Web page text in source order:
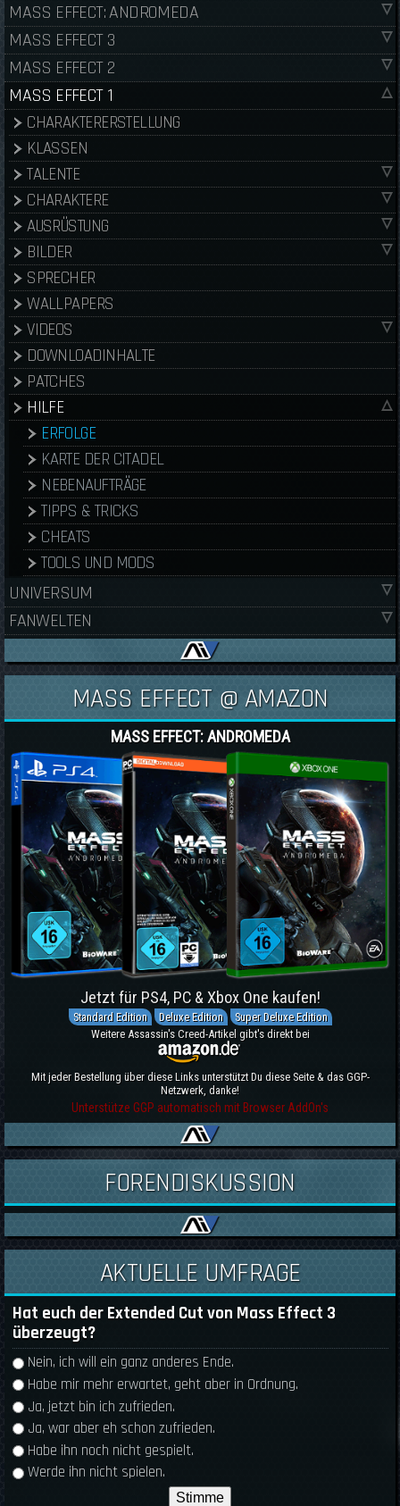
MASS EFFECT: ANDROMEDA
MASS EFFECT 3
MASS EFFECT 2
MASS EFFECT 1
CHARAKTERERSTELLUNG
KLASSEN
TALENTE
CHARAKTERE
AUSRÜSTUNG
BILDER
SPRECHER
WALLPAPERS
VIDEOS
DOWNLOADINHALTE
PATCHES
HILFE
ERFOLGE
KARTE DER CITADEL
NEBENAUFTRÄGE
TIPPS & TRICKS
CHEATS
TOOLS UND MODS
UNIVERSUM
FANWELTEN
MASS EFFECT @ AMAZON
MASS EFFECT: ANDROMEDA
Jetzt für PS4, PC & Xbox One kaufen!
Standard Edition Deluxe Edition
Super Deluxe Edition
Weitere Assassin's Creed-Artikel gibt's direkt bei
Mit jeder Bestellung über diese Links unterstützt Du diese Seite & das GGP-
Netzwerk, danke!
Unterstütze GGP automatisch mit Browser AddOn's
FORENDISKUSSION
AKTUELLE UMFRAGE
Hat euch der Extended Cut von Mass Effect 3
überzeugt?
Auswahlmöglichkeiten
Nein, ich will ein ganz anderes Ende.
Habe mir mehr erwartet, geht aber in Ordnung.
Ja, jetzt bin ich zufrieden.
Ja, war aber eh schon zufrieden.
Habe ihn noch nicht gespielt.
Werde ihn nicht spielen.